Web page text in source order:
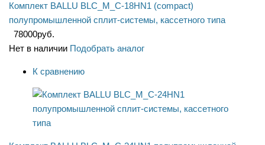
Комплект BALLU BLC_M_C-18HN1 (compact)
полупромышленной сплит-системы, кассетного типа
78000руб.
Нет в наличии Подобрать аналог
К сравнению